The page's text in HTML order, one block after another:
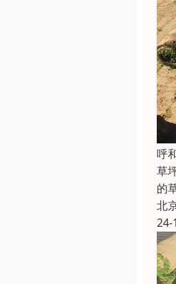
呼
草
的
北
24-